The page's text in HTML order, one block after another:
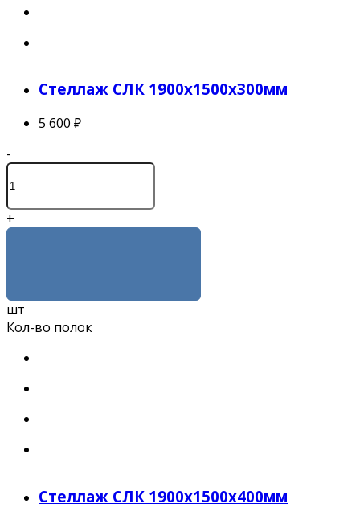
Стеллаж СЛК 1900x1500x300мм
5 600 ₽
-
+
шт
Кол-во полок
Стеллаж СЛК 1900x1500x400мм